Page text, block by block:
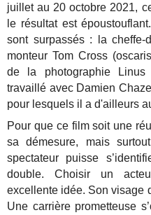
juillet au 20 octobre 2021,
le résultat est
sont surpassés : la cheffe-
monteur Tom Cross
de la photographie
travaillé avec Damien
pour lesquels il a d'ailleurs
Pour que ce film soit une
sa démesure, mais
spectateur puisse
double. Choisir un
excellente idée. Son visage
Une carrière prometteuse